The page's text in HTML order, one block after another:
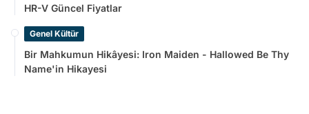
HR-V Güncel Fiyatlar
Genel Kültür
Bir Mahkumun Hikâyesi: Iron Maiden - Hallowed Be Thy
Name'in Hikayesi